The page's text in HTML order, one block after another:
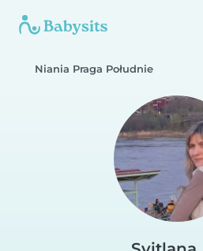
Niania Praga Południe